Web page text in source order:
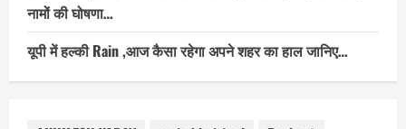
नामों की घोषणा…
यूपी में हल्की Rain ,आज कैसा रहेगा अपने शहर का हाल जानिए…